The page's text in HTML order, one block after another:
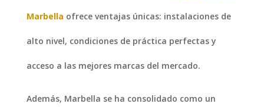
Marbella ofrece ventajas únicas: instalaciones de
alto nivel, condiciones de práctica perfectas y
acceso a las mejores marcas del mercado.
Además, Marbella se ha consolidado como un